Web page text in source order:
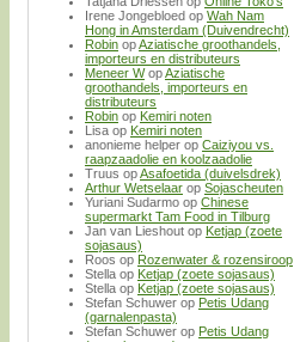
Irene Jongebloed op Wah Nam
Hong in Amsterdam (Duivendrecht)
Robin opAziatische groothandels,
importeurs en distributeurs
Meneer WopAziatische
groothandels, importeurs en
distributeurs
Robin op Kemiri noten
Lisa op Kemiri noten
anonieme helper op Caiziyou vs.
raapzaadolie en koolzaadolie
Truus opAsafoetida (duivelsdrek)
Arthur Wetselaar op Sojascheuten
Yuriani Sudarmo op Chinese
supermarkt Tam Food in Tilburg
Jan van Lieshout op Ketjap (zoete
sojasaus)
Roos op Rozenwater & rozensiroop
Stella op Ketjap (zoete sojasaus)
Stella op Ketjap (zoete sojasaus)
Stefan Schuwer op Petis Udang
(garnalenpasta)
Stefan Schuwer op Petis Udang